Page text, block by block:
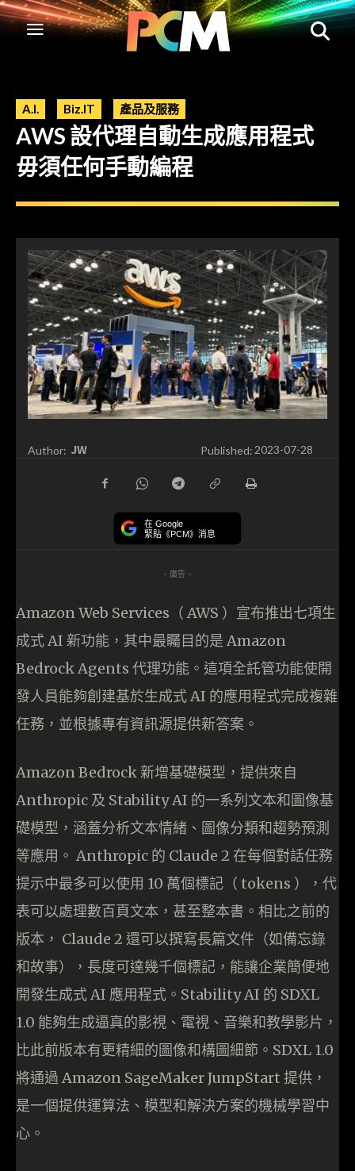
A.I. Biz.IT 產品及服務
AWS 設代理自動生成應用程式
毋須任何手動編程
Author: JW Published:2023-07-28
在 Google
緊貼《PCM》消息
- 廣告 -
Amazon Web Services（ AWS ）宣布推出七項生
成式 AI 新功能，其中最矚目的是 Amazon
Bedrock Agents 代理功能。這項全託管功能使開
發人員能夠創建基於生成式 AI 的應用程式完成複雜
任務，並根據專有資訊源提供新答案。
Amazon Bedrock 新增基礎模型，提供來自
Anthropic 及 Stability AI 的一系列文本和圖像基
礎模型，涵蓋分析文本情緒、圖像分類和趨勢預測
等應用。 Anthropic 的 Claude 2 在每個對話任務
提示中最多可以使用 10 萬個標記（ tokens ），代
表可以處理數百頁文本，甚至整本書。相比之前的
版本， Claude 2 還可以撰寫長篇文件（如備忘錄
和故事），長度可達幾千個標記，能讓企業簡便地
開發生成式 AI 應用程式。Stability AI 的 SDXL
1.0 能夠生成逼真的影視、電視、音樂和教學影片，
比此前版本有更精細的圖像和構圖細節。SDXL 1.0
將通過 Amazon SageMaker JumpStart 提供，
是一個提供運算法、模型和解決方案的機械學習中
心。